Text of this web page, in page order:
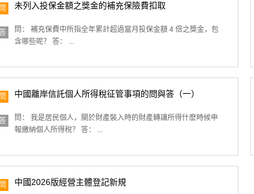
問 未列入投保金額之獎金的補充保險費扣取
答
問： 補充保費中所指全年累計超過當月投保金額 4 倍之獎金，包
含哪些呢？ 答： ...
問 中國離岸信託個人所得稅征管事項的問與答（一）
答
問： 我是居民個人，關於財產裝入時的財產轉讓所得什麽時候申
報繳納個人所得稅？ 答： ...
問 中國2026版經營主體登記新規